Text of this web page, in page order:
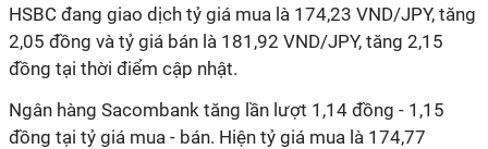
HSBC đang giao dịch tỷ giá mua là 174,23 VND/JPY, tăng
2,05 đồng và tỷ giá bán là 181,92 VND/JPY, tăng 2,15
đồng tại thời điểm cập nhật.
Ngân hàng Sacombank tăng lần lượt 1,14 đồng - 1,15
đồng tại tỷ giá mua - bán. Hiện tỷ giá mua là 174,77